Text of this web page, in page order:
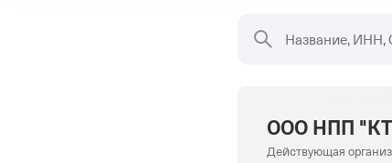
Название, ИНН,
ООО НПП
Действующая